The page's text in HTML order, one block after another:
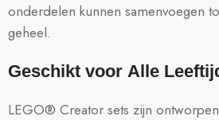
onderdelen kunnen samenvoegen
geheel.
Geschikt voor Alle
LEGO® Creator sets zijn